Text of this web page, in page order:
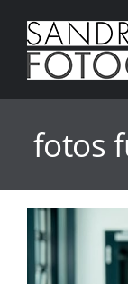
content
fotos